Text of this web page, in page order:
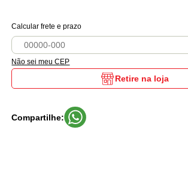
Calcular frete e prazo
Não sei meu CEP
Retire na loja
Compartilhe: